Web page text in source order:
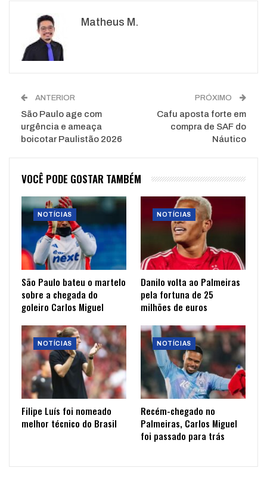
WhatsApp
Matheus M.
ANTERIOR
São Paulo age com
urgência e ameaça
boicotar Paulistão 2026
PRÓXIMO
Cafu aposta forte em
compra de SAF do
Náutico
VOCÊ PODE GOSTAR TAMBÉM
NOTÍCIAS
São Paulo bateu o martelo
sobre a chegada do
goleiro Carlos Miguel
NOTÍCIAS
Danilo volta ao Palmeiras
pela fortuna de 25
milhões de euros
NOTÍCIAS
Filipe Luís foi nomeado
melhor técnico do Brasil
NOTÍCIAS
Recém-chegado no
Palmeiras, Carlos Miguel
foi passado para trás